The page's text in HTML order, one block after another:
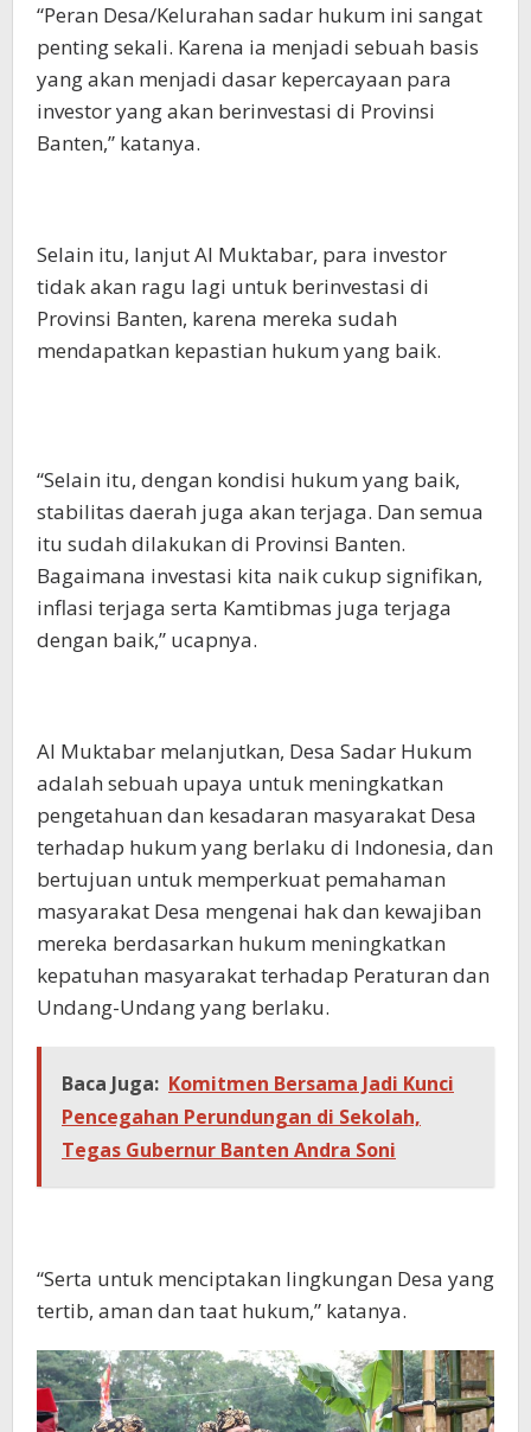
“Peran Desa/Kelurahan sadar hukum ini sangat
penting sekali. Karena ia menjadi sebuah basis
yang akan menjadi dasar kepercayaan para
investor yang akan berinvestasi di Provinsi
Banten,” katanya.
Selain itu, lanjut Al Muktabar, para investor
tidak akan ragu lagi untuk berinvestasi di
Provinsi Banten, karena mereka sudah
mendapatkan kepastian hukum yang baik.
“Selain itu, dengan kondisi hukum yang baik,
stabilitas daerah juga akan terjaga. Dan semua
itu sudah dilakukan di Provinsi Banten.
Bagaimana investasi kita naik cukup signifikan,
inflasi terjaga serta Kamtibmas juga terjaga
dengan baik,” ucapnya.
Al Muktabar melanjutkan, Desa Sadar Hukum
adalah sebuah upaya untuk meningkatkan
pengetahuan dan kesadaran masyarakat Desa
terhadap hukum yang berlaku di Indonesia, dan
bertujuan untuk memperkuat pemahaman
masyarakat Desa mengenai hak dan kewajiban
mereka berdasarkan hukum meningkatkan
kepatuhan masyarakat terhadap Peraturan dan
Undang-Undang yang berlaku.
Baca Juga: Komitmen Bersama Jadi Kunci
Pencegahan Perundungan di Sekolah,
Tegas Gubernur Banten Andra Soni
“Serta untuk menciptakan lingkungan Desa yang
tertib, aman dan taat hukum,” katanya.